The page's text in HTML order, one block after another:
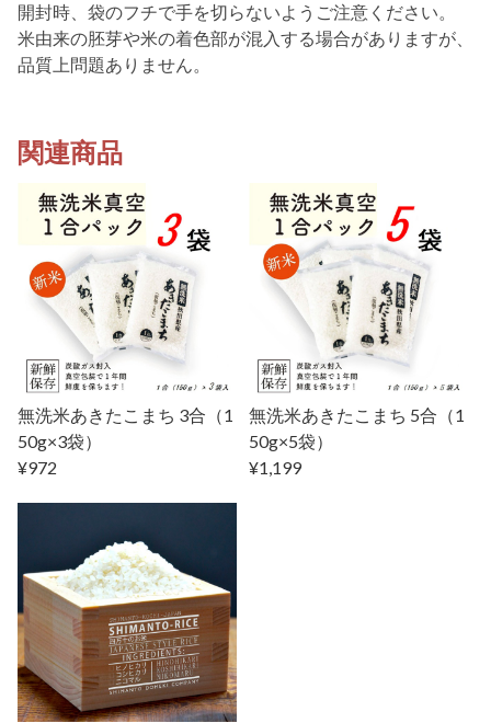
開封時、袋のフチで手を切らないようご注意ください。
米由来の胚芽や米の着色部が混入する場合がありますが、
品質上問題ありません。
関連商品
無洗米あきたこまち 3合（1
50g×3袋）
¥972
無洗米あきたこまち 5合（1
50g×5袋）
¥1,199